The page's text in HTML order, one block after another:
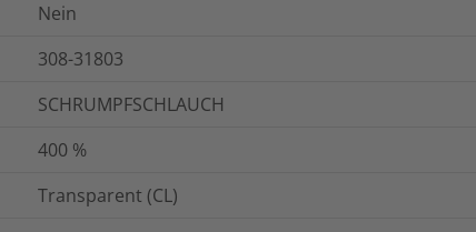
Nein
308-31803
SCHRUMPFSCHLAUCH
400 %
Transparent (CL)